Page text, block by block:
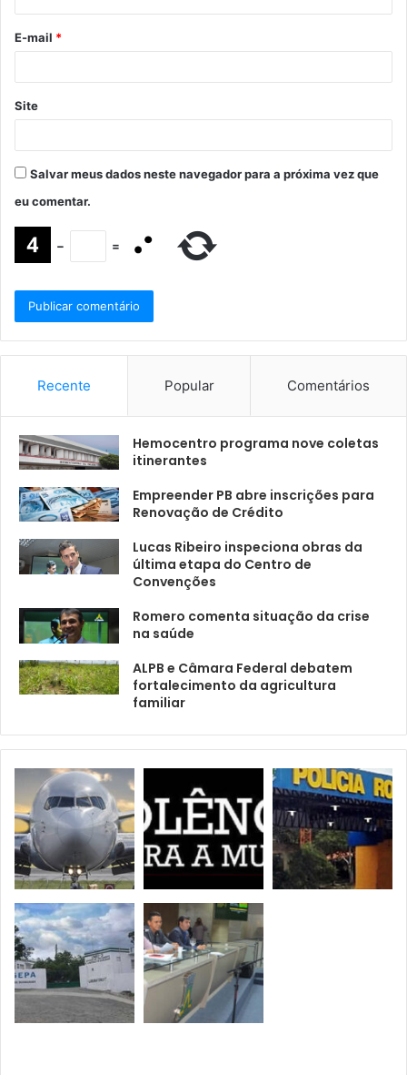
E-mail *
Site
Salvar meus dados neste navegador para a próxima vez que
eu comentar.
− =
Recente Popular Comentários
Hemocentro programa nove coletas
itinerantes
Empreender PB abre inscrições para
Renovação de Crédito
Lucas Ribeiro inspeciona obras da
última etapa do Centro de
Convenções
Romero comenta situação da crise
na saúde
ALPB e Câmara Federal debatem
fortalecimento da agricultura
familiar